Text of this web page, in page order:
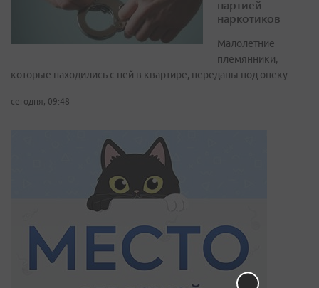
партией
наркотиков
Малолетние
племянники,
которые находились с ней в квартире, переданы под опеку
сегодня, 09:48